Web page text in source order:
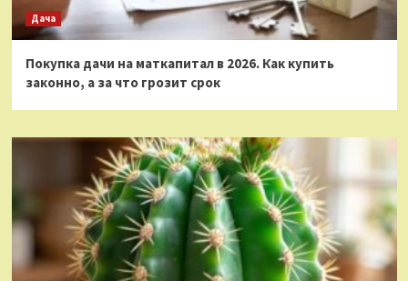
Дача
Покупка дачи на маткапитал в 2026. Как купить
законно, а за что грозит срок